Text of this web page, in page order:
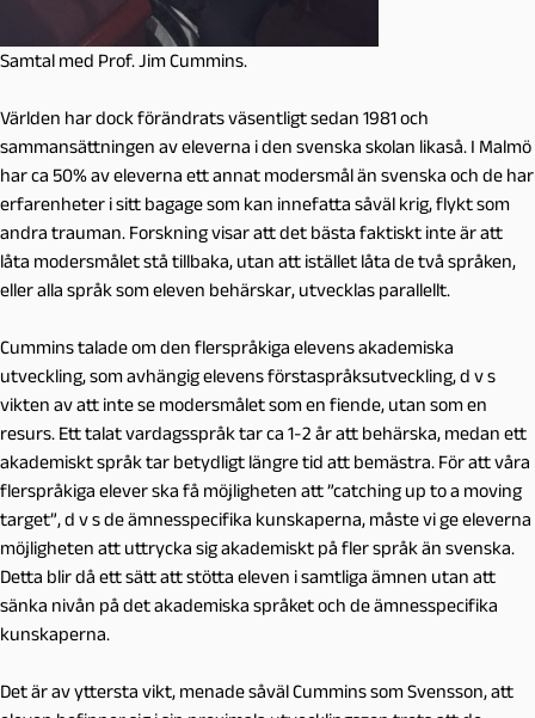
Samtal med Prof. Jim Cummins.
Världen har dock förändrats väsentligt sedan 1981 och
sammansättningen av eleverna i den svenska skolan likaså. I Malmö
har ca 50% av eleverna ett annat modersmål än svenska och de har
erfarenheter i sitt bagage som kan innefatta såväl krig, flykt som
andra trauman. Forskning visar att det bästa faktiskt inte är att
låta modersmålet stå tillbaka, utan att istället låta de två språken,
eller alla språk som eleven behärskar, utvecklas parallellt.
Cummins talade om den flerspråkiga elevens akademiska
utveckling, som avhängig elevens förstaspråksutveckling, d v s
vikten av att inte se modersmålet som en fiende, utan som en
resurs. Ett talat vardagsspråk tar ca 1-2 år att behärska, medan ett
akademiskt språk tar betydligt längre tid att bemästra. För att våra
flerspråkiga elever ska få möjligheten att ”catching up to a moving
target”, d v s de ämnesspecifika kunskaperna, måste vi ge eleverna
möjligheten att uttrycka sig akademiskt på fler språk än svenska.
Detta blir då ett sätt att stötta eleven i samtliga ämnen utan att
sänka nivån på det akademiska språket och de ämnesspecifika
kunskaperna.
Det är av yttersta vikt, menade såväl Cummins som Svensson, att